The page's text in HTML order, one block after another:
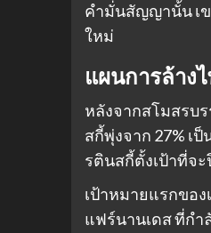
คำมั่นสัญญานั้น เ
ใหม่
แผนการล้าง
หลังจากสโมสรบ
สกี้พุ่งจาก 27% เ
รตินสกี้ตั้งเป้าที่จ
เป้าหมายแรกขอ
แฟร์นานเดส ที่กำ